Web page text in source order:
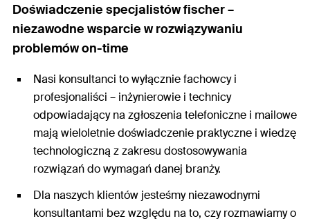
Doświadczenie specjalistów fischer –
niezawodne wsparcie w rozwiązywaniu
problemów on-time
Nasi konsultanci to wyłącznie fachowcy i
profesjonaliści – inżynierowie i technicy
odpowiadający na zgłoszenia telefoniczne i mailowe
mają wieloletnie doświadczenie praktyczne i wiedzę
technologiczną z zakresu dostosowywania
rozwiązań do wymagań danej branży.
Dla naszych klientów jesteśmy niezawodnymi
konsultantami bez względu na to, czy rozmawiamy o